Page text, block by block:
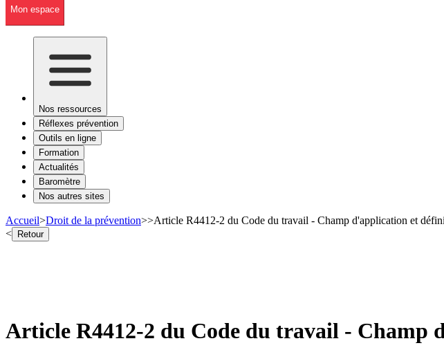
Mon espace
Nos ressources
Réflexes prévention
Outils en ligne
Formation
Actualités
Baromètre
Nos autres sites
Accueil>Droit de la prévention>>Article R4412-2 du Code du travail - Champ d'application et
< Retour
Article R4412-2 du Code du travail - Champ